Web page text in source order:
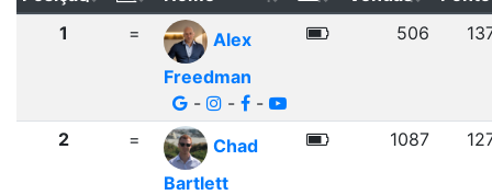
1
=
Alex
Freedman
-
- -
506
2 =
Chad
Bartlett
1087